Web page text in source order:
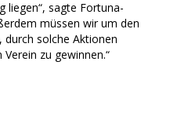
liegen“, sagte Fortuna-
müssen wir um den
solche Aktionen
zu gewinnen.“